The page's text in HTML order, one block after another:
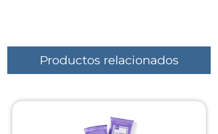
Productos relacionados